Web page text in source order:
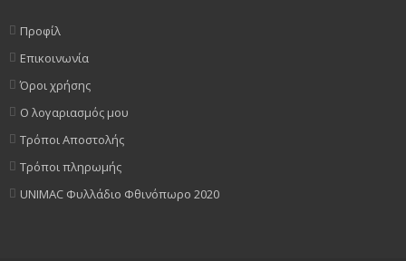
Προφίλ
Επικοινωνία
Όροι χρήσης
Ο λογαριασμός μου
Τρόποι Αποστολής
Τρόποι πληρωμής
UNIMAC Φυλλάδιο Φθινόπωρο 2020